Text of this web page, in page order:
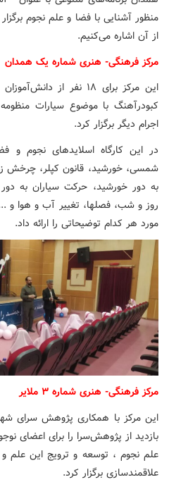
منظور آشنایی با فضا و علم نجوم
از آن اشاره می‌کنیم.
مرکز فرهنگی- هنری شماره یک همدان
این مرکز برای ۱۸ نفر از
کبودرآهنگ با موضوع سیارات
اجرام دیگر برگزار کرد.
در این کارگاه اسلایدهای نجوم و
شمسی، خورشید، قانون کپلر،
به دور خورشید، حرکت سیاران به
روز و شب، فصلها، تغییر آب و هوا و
مورد هر کدام توضیحاتی را ارائه داد.
مرکز فرهنگی- هنری شماره ۳ ملایر
این مرکز با همکاری پژوهش سرای
بازدید از پژوهش‌سرا را برای اعضای
علم نجوم ، توسعه و ترویج این علم و
علاقمندسازی برگزار کرد.